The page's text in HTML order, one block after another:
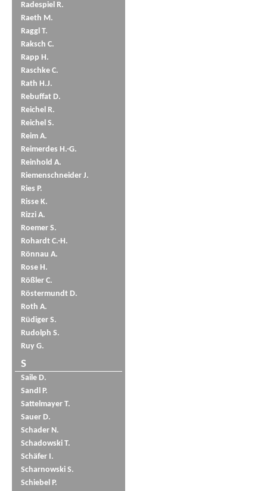
Radespiel R.
Raeth M.
Raggl T.
Raksch C.
Rapp H.
Raschke C.
Rath H.J.
Rebuffat D.
Reichel R.
Reichel S.
Reim A.
Reimerdes H.-G.
Reinhold A.
Riemenschneider J.
Ries P.
Risse K.
Rizzi A.
Roemer S.
Rohardt C.-H.
Rönnau A.
Rose H.
Rößler C.
Röstermundt D.
Roth A.
Rüdiger S.
Rudolph S.
Ruy G.
S
Saile D.
Sandl P.
Sattelmayer T.
Sauer D.
Schader N.
Schadowski T.
Schäfer I.
Scharnowski S.
Schiebel P.